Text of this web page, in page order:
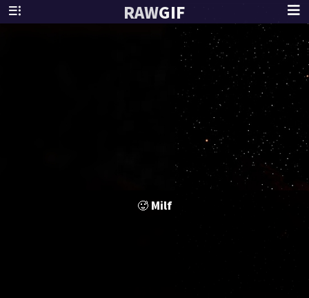
RAWGIF
🥵 Milf